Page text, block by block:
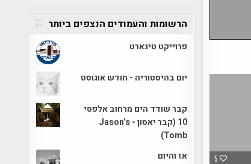
5
הרשומות והעמודים הנצפים ביותר
פרוייקט טיגארט
יום בהיסטוריה - חודש אוגוסט
קבר שודד הים מרחוב אלפסי
10 (קבר יאסון - Jason’s
Tomb)
אז והיום